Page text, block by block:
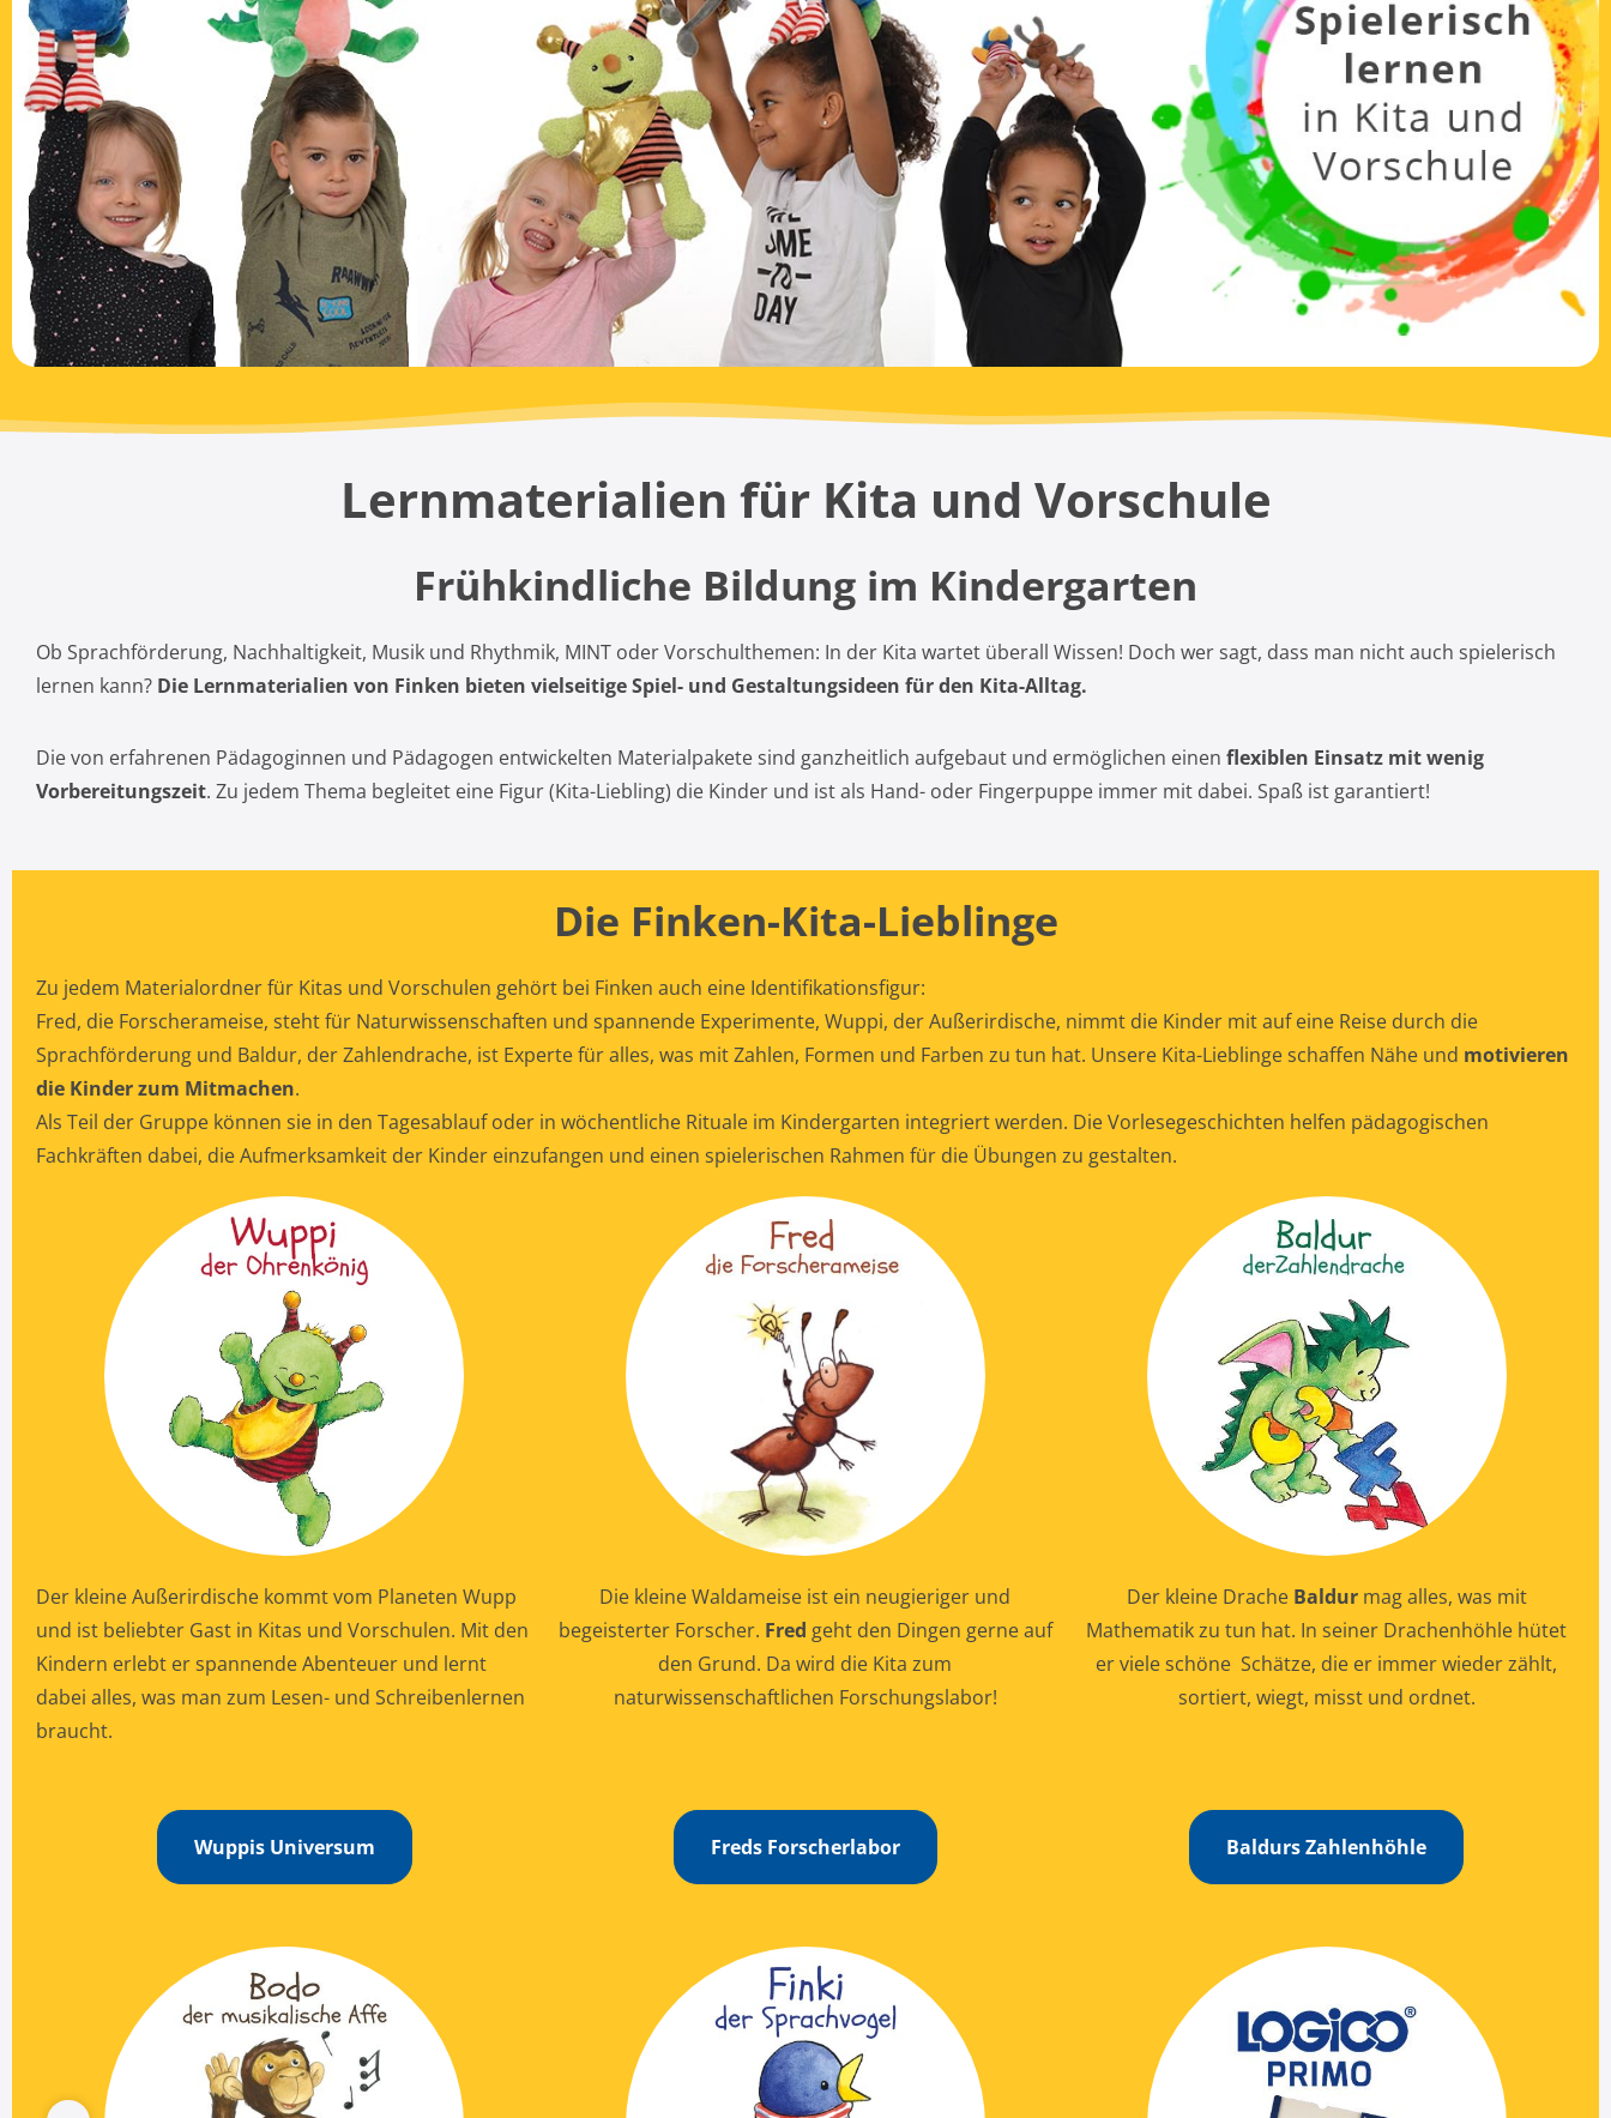
Lernmaterialien für Kita und Vorschule
Frühkindliche Bildung im Kindergarten
Ob Sprachförderung, Nachhaltigkeit, Musik und Rhythmik, MINT oder Vorschulthemen: In der Kita wartet überall Wissen! Doch wer sagt, dass man nicht auch spielerisch
lernen kann? Die Lernmaterialien von Finken bieten vielseitige Spiel- und Gestaltungsideen für den Kita-Alltag.
Die von erfahrenen Pädagoginnen und Pädagogen entwickelten Materialpakete sind ganzheitlich aufgebaut und ermöglichen einen flexiblen Einsatz mit wenig
Vorbereitungszeit. Zu jedem Thema begleitet eine Figur (Kita-Liebling) die Kinder und ist als Hand- oder Fingerpuppe immer mit dabei. Spaß ist garantiert!
Die Finken-Kita-Lieblinge
Zu jedem Materialordner für Kitas und Vorschulen gehört bei Finken auch eine Identifikationsfigur:
Fred, die Forscherameise, steht für Naturwissenschaften und spannende Experimente, Wuppi, der Außerirdische, nimmt die Kinder mit auf eine Reise durch die
Sprachförderung und Baldur, der Zahlendrache, ist Experte für alles, was mit Zahlen, Formen und Farben zu tun hat. Unsere Kita-Lieblinge schaffen Nähe und motivieren
die Kinder zum Mitmachen.
Als Teil der Gruppe können sie in den Tagesablauf oder in wöchentliche Rituale im Kindergarten integriert werden. Die Vorlesegeschichten helfen pädagogischen
Fachkräften dabei, die Aufmerksamkeit der Kinder einzufangen und einen spielerischen Rahmen für die Übungen zu gestalten.
Der kleine Außerirdische kommt vom Planeten Wupp
und ist beliebter Gast in Kitas und Vorschulen. Mit den
Kindern erlebt er spannende Abenteuer und lernt
dabei alles, was man zum Lesen- und Schreibenlernen
braucht.
Die kleine Waldameise ist ein neugieriger und
begeisterter Forscher. Fred geht den Dingen gerne auf
den Grund. Da wird die Kita zum
naturwissenschaftlichen Forschungslabor!
Der kleine Drache Baldurmag alles, was mit
Mathematikzu tun hat. In seiner Drachenhöhle hütet
er viele schöne Schätze, die er immer wieder zählt,
sortiert, wiegt, misst und ordnet.
Wuppis Universum Freds Forscherlabor Baldurs Zahlenhöhle